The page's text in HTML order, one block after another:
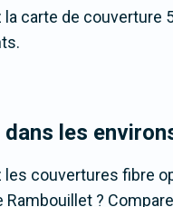
la carte de couverture
les
les couvertures fibre
Rambouillet ?